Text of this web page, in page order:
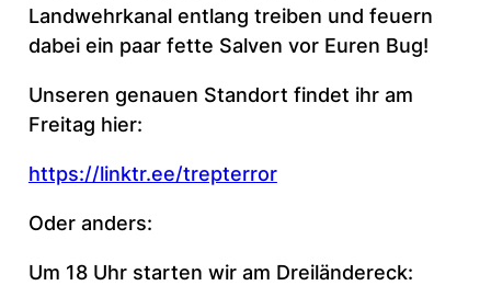
Landwehrkanal entlang treiben und feuern
dabei ein paar fette Salven vor Euren Bug!
Unseren genauen Standort findet ihr am
Freitag hier:
https://linktr.ee/trepterror
Oder anders:
Um 18 Uhr starten wir am Dreiländereck: